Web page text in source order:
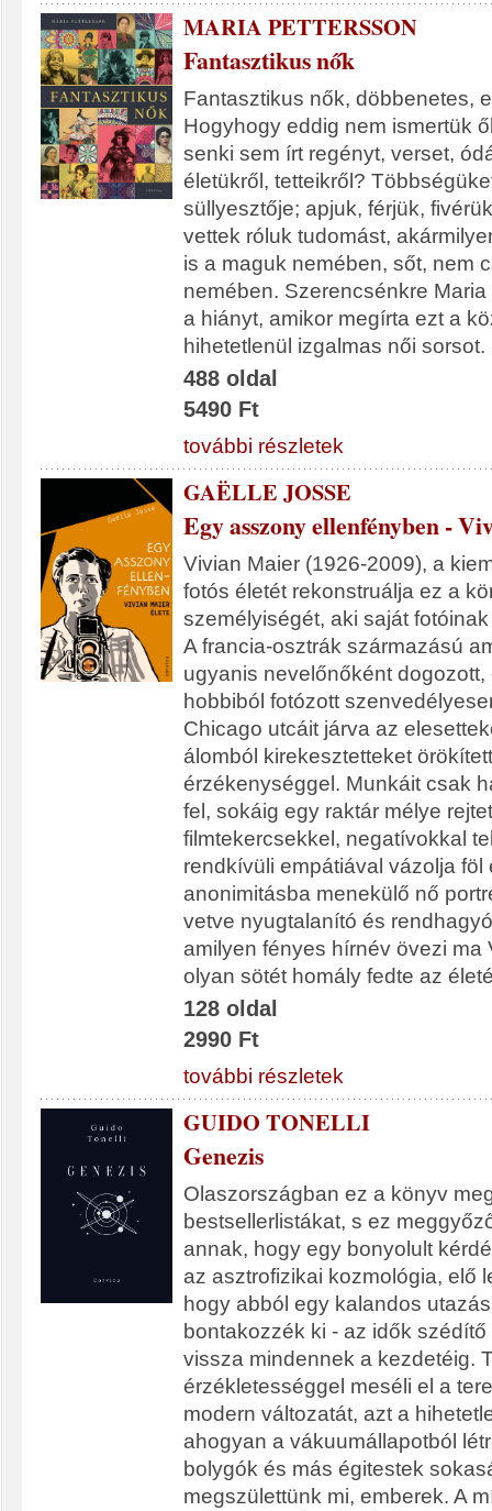
MARIA PETTERSSON
Fantasztikus nők
Fantasztikus nők, döbbenetes,
Hogyhogy eddig nem ismertük
senki sem írt regényt, verset,
életükről, tetteikről?
süllyesztője; apjuk, férjük,
vettek róluk tudomást,
is a maguk nemében, sőt, nem
nemében. Szerencsénkre
a hiányt, amikor megírta ezt a
hihetetlenül izgalmas női sorsot.
488 oldal
5490 Ft
további részletek
GAËLLE JOSSE
Egy asszony ellenfényben -
Vivian Maier (1926-2009), a
fotós életét rekonstruálja ez a
személyiségét, aki saját
A francia-osztrák származású
ugyanis nevelőnőként dogozott,
hobbiból fotózott
Chicago utcáit járva az
álomból kirekesztetteket
érzékenységgel. Munkáit csak
fel, sokáig egy raktár mélye
filmtekercsekkel, negatívokkal
rendkívüli empátiával vázolja
anonimitásba menekülő nő
vetve nyugtalanító és
amilyen fényes hírnév övezi ma
olyan sötét homály fedte az
128 oldal
2990 Ft
további részletek
GUIDO TONELLI
Genezis
Olaszországban ez a könyv
bestsellerlistákat, s ez
annak, hogy egy bonyolult
az asztrofizikai kozmológia, elő
hogy abból egy kalandos
bontakozzék ki - az idők
vissza mindennek a kezdetéig.
érzékletességgel meséli el a
modern változatát, azt a
ahogyan a vákuumállapotból
bolygók és más égitestek
megszülettünk mi, emberek. A